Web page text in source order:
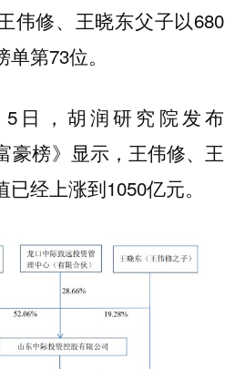
伟修、王晓东父子以680
第73位。
5日，胡润研究院发布
豪榜》显示，王伟修、王
经上涨到1050亿元。